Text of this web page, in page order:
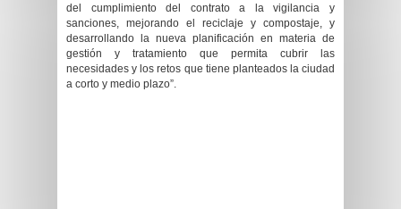
del cumplimiento del contrato a la vigilancia y
sanciones, mejorando el reciclaje y compostaje, y
desarrollando la nueva planificación en materia de
gestión y tratamiento que permita cubrir las
necesidades y los retos que tiene planteados la ciudad
a corto y medio plazo”.